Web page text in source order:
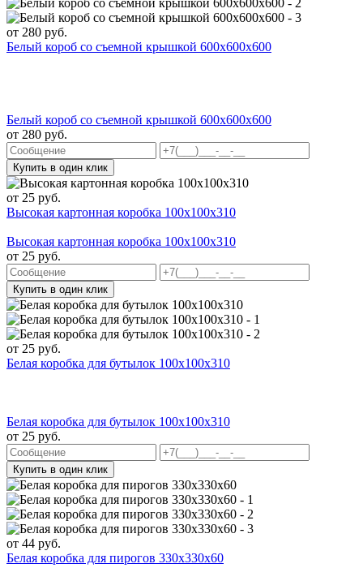
от 280 руб.
Белый короб со съемной крышкой 600х600х600
Белый короб со съемной крышкой 600х600х600
от 280 руб.
Купить в один клик
от 25 руб.
Высокая картонная коробка 100x100x310
Высокая картонная коробка 100x100x310
от 25 руб.
Купить в один клик
от 25 руб.
Белая коробка для бутылок 100x100x310
Белая коробка для бутылок 100x100x310
от 25 руб.
Купить в один клик
от 44 руб.
Белая коробка для пирогов 330x330x60